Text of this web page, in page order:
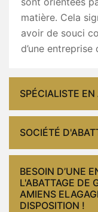
matière. Cela
avoir de souci
d’une entreprise
SPÉCIALISTE EN
SOCIÉTÉ
BESOIN D’UNE
L'ABATTAGE DE
AMIENS
DISPOSITION !